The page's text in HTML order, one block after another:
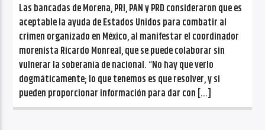
Las bancadas de Morena, PRI, PAN y PRD consideraron que es
aceptable la ayuda de Estados Unidos para combatir al
crimen organizado en México, al manifestar el coordinador
morenista Ricardo Monreal, que se puede colaborar sin
vulnerar la soberanía de nacional. “No hay que verlo
dogmáticamente; lo que tenemos es que resolver, y si
pueden proporcionar información para dar con […]